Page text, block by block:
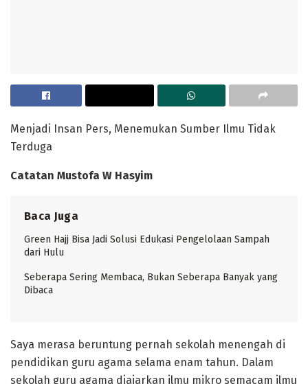
Menjadi Insan Pers, Menemukan Sumber Ilmu Tidak
Terduga
Catatan Mustofa W Hasyim
Baca Juga
Green Hajj Bisa Jadi Solusi Edukasi Pengelolaan Sampah
dari Hulu
Seberapa Sering Membaca, Bukan Seberapa Banyak yang
Dibaca
Saya merasa beruntung pernah sekolah menengah di
pendidikan guru agama selama enam tahun. Dalam
sekolah guru agama diajarkan ilmu mikro semacam ilmu